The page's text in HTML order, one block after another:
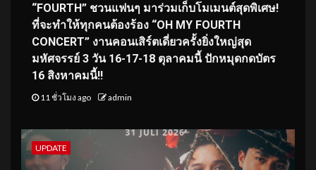
“FOURTH” ชวนแฟนๆ มาร่วมเก็บโมเมนต์สุดพิเศษ!
ที่จะทำให้ทุกคนต้องร้อง “OH MY FOURTH
CONCERT” งานคอนเสิร์ตเดี่ยวครั้งยิ่งใหญ่สุด
มหัศจรรย์ 3 วัน 16-17-18 ตุลาคมนี้ ปักหมุดกดบัตร
16 สิงหาคมนี้!!
11 ชั่วโมง ago admin
UPDATE